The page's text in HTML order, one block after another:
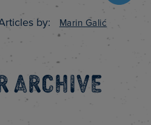
by: Marin Galić
Archive